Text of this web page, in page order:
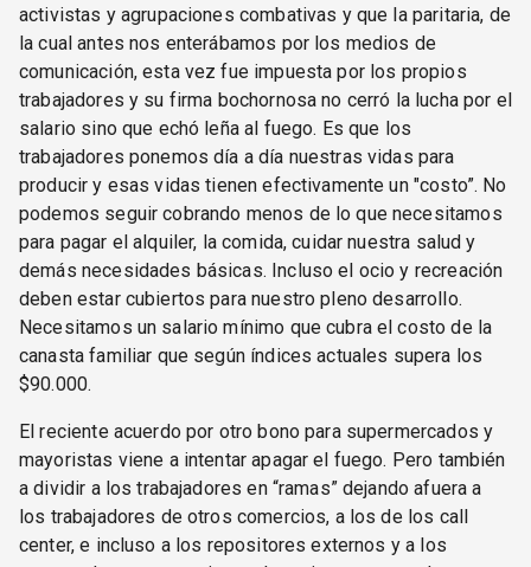
activistas y agrupaciones combativas y que la paritaria, de
la cual antes nos enterábamos por los medios de
comunicación, esta vez fue impuesta por los propios
trabajadores y su firma bochornosa no cerró la lucha por el
salario sino que echó leña al fuego. Es que los
trabajadores ponemos día a día nuestras vidas para
producir y esas vidas tienen efectivamente un "costo”. No
podemos seguir cobrando menos de lo que necesitamos
para pagar el alquiler, la comida, cuidar nuestra salud y
demás necesidades básicas. Incluso el ocio y recreación
deben estar cubiertos para nuestro pleno desarrollo.
Necesitamos un salario mínimo que cubra el costo de la
canasta familiar que según índices actuales supera los
$90.000.
El reciente acuerdo por otro bono para supermercados y
mayoristas viene a intentar apagar el fuego. Pero también
a dividir a los trabajadores en “ramas” dejando afuera a
los trabajadores de otros comercios, a los de los call
center, e incluso a los repositores externos y a los